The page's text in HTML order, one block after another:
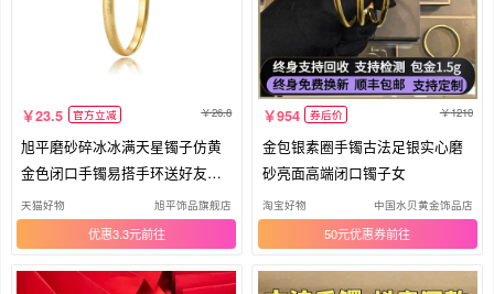
23.5 官方立减 26.8
旭平磨砂碎冰冰满天星镯子仿黄
金色闭口手镯易搭手环送好友闺
蜜
天猫好物 旭平饰品旗舰店
优惠3.3元
954 券后价 1210
金包银素圈手镯古法足银实心磨
砂亮面高端闭口镯子女
淘宝好物 中国水贝黄金饰品店
50元优惠券